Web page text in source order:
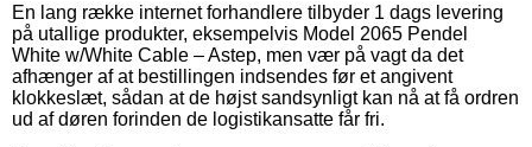
En lang række internet forhandlere tilbyder 1 dags levering
på utallige produkter, eksempelvis Model 2065 Pendel
White w/White Cable – Astep, men vær på vagt da det
afhænger af at bestillingen indsendes før et angivent
klokkeslæt, sådan at de højst sandsynligt kan nå at få ordren
ud af døren forinden de logistikansatte får fri.